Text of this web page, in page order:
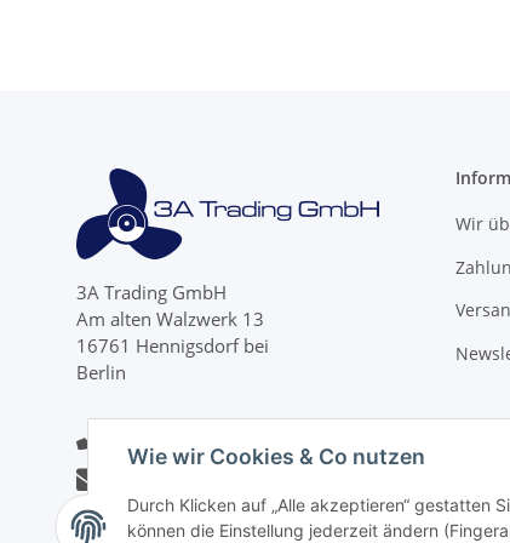
Wie wir Cookies & Co nutzen
Durch Klicken auf „Alle akzeptieren“ gestatten
können die Einstellung jederzeit ändern
3A Trading GmbH
Am alten Walzwerk 13
16761 Hennigsdorf bei
Berlin
Wir